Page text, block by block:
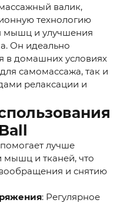
валик,
технологию
мышц и улучшения
Он идеально
в домашних условиях
самомассажа, так и
релаксации и
лучше
мышц и тканей, что
и снятию
: Регулярное